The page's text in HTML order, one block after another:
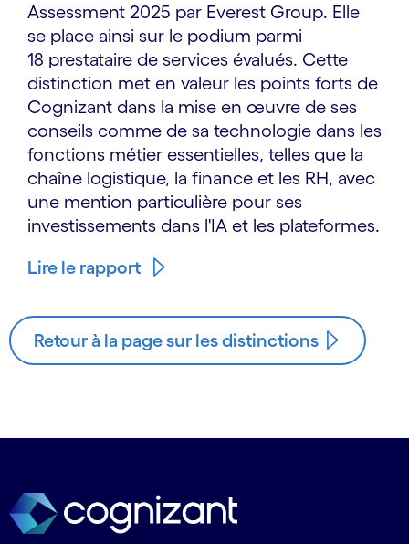
Assessment 2025 par Everest Group. Elle
se place ainsi sur le podium parmi
18 prestataire de services évalués. Cette
distinction met en valeur les points forts de
Cognizant dans la mise en œuvre de ses
conseils comme de sa technologie dans les
fonctions métier essentielles, telles que la
chaîne logistique, la finance et les RH, avec
une mention particulière pour ses
investissements dans l'IA et les plateformes.
Lire le rapport
Retour à la page sur les distinctions